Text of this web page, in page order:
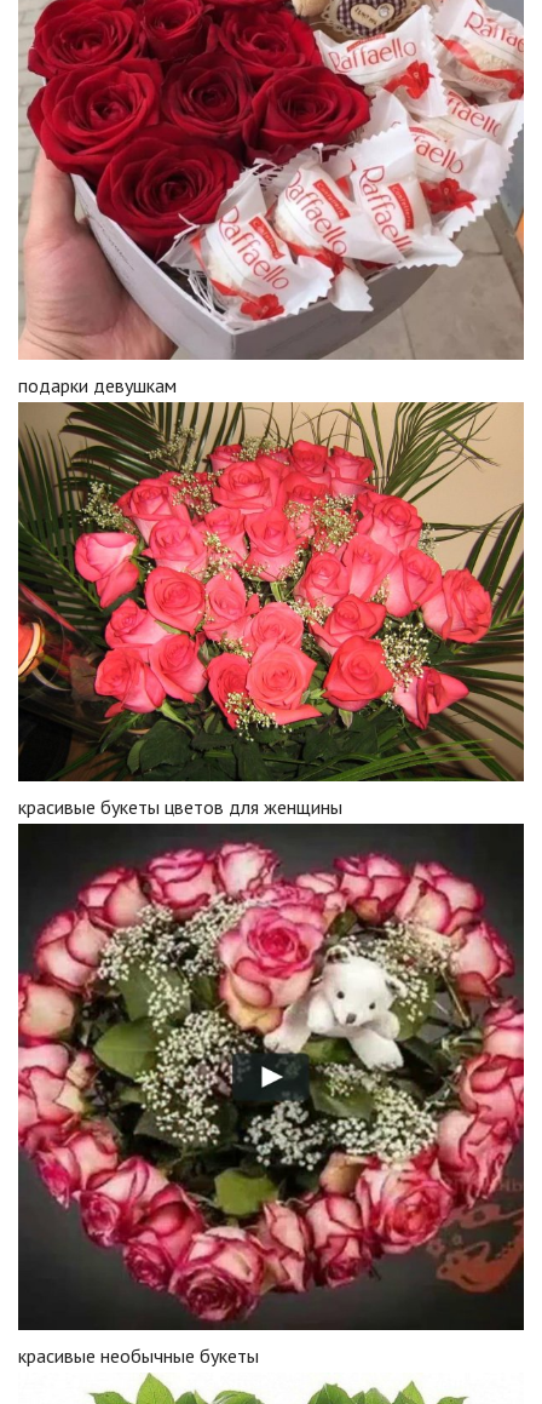
подарки девушкам
красивые букеты цветов для женщины
красивые необычные букеты